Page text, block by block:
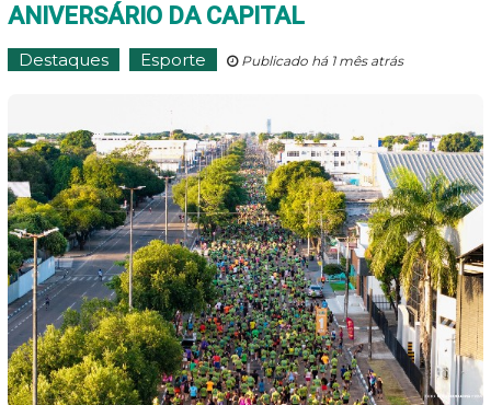
ANIVERSÁRIO DA CAPITAL
Destaques Esporte Publicado há 1 mês atrás